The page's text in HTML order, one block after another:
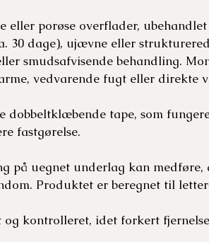
eller porøse overflader,
30 dage), ujævne eller
smudsafvisende behandling.
vedvarende fugt eller direkte
tape, som
fastgørelse.
på uegnet underlag kan
Produktet er beregnet til
og kontrolleret, idet forkert